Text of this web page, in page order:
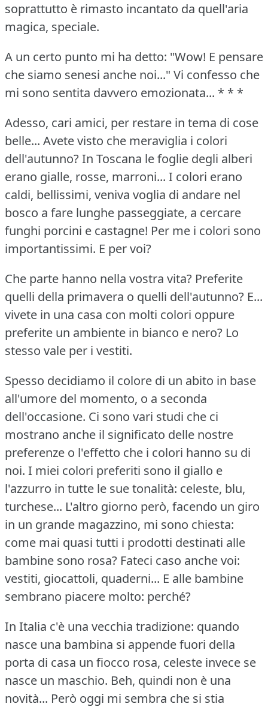
soprattutto è rimasto incantato da quell'aria
magica, speciale.
A un certo punto mi ha detto: "Wow! E pensare
che siamo senesi anche noi..." Vi confesso che
mi sono sentita davvero emozionata... * * *
Adesso, cari amici, per restare in tema di cose
belle... Avete visto che meraviglia i colori
dell'autunno?In Toscana le foglie degli alberi
erano gialle, rosse, marroni... I colori erano
caldi, bellissimi, veniva voglia di andare nel
bosco a fare lunghe passeggiate, a cercare
funghi porcini e castagne! Per me i colori sono
importantissimi. E per voi?
Che parte hanno nella vostra vita? Preferite
quelli della primavera o quelli dell'autunno? E...
vivete in una casa con molti colori oppure
preferite un ambiente in bianco e nero? Lo
stesso vale per i vestiti.
Spesso decidiamo il colore di un abito in base
all'umore del momento, o a seconda
dell'occasione. Ci sono vari studi che ci
mostrano anche il significato delle nostre
preferenze o l'effetto che i colori hanno su di
noi. I miei colori preferiti sono il giallo e
l'azzurro in tutte le sue tonalità: celeste, blu,
turchese... L'altro giorno però, facendo un giro
in un grande magazzino, mi sono chiesta:
come mai quasi tutti i prodotti destinati alle
bambine sono rosa? Fateci caso anche voi:
vestiti, giocattoli, quaderni... E alle bambine
sembrano piacere molto: perché?
In Italia c'è una vecchia tradizione: quando
nasce una bambina si appende fuori della
porta di casa un fiocco rosa, celeste invece se
nasce un maschio. Beh, quindi non è una
novità... Però oggi mi sembra che si stia